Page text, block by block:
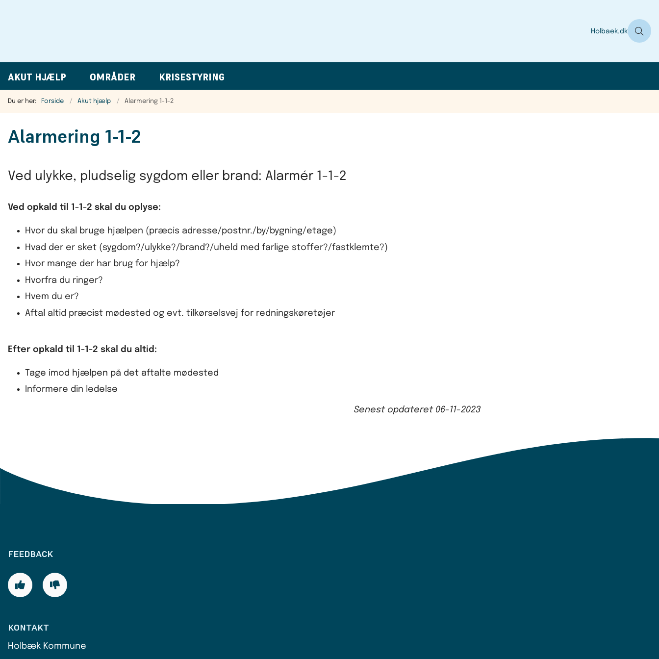
Holbaek.dk
AKUT HJÆLP OMRÅDER KRISESTYRING
Du er her: Forside Akut hjælp Alarmering 1-1-2
Alarmering 1-1-2
Ved ulykke, pludselig sygdom eller brand: Alarmér 1-1-2
Ved opkald til 1-1-2 skal du oplyse:
Hvor du skal bruge hjælpen (præcis adresse/postnr./by/bygning/etage)
Hvad der er sket (sygdom?/ulykke?/brand?/uheld med farlige stoffer?/fastklemte?)
Hvor mange der har brug for hjælp?
Hvorfra du ringer?
Hvem du er?
Aftal altid præcist mødested og evt. tilkørselsvej for redningskøretøjer
Efter opkald til 1-1-2 skal du altid:
Tage imod hjælpen på det aftalte mødested
Informere din ledelse
Senest opdateret 06-11-2023
FEEDBACK
KONTAKT
Holbæk Kommune